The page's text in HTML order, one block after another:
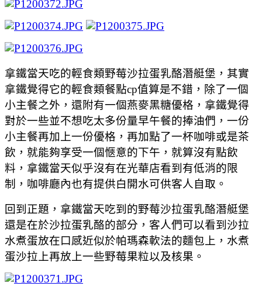
拿鐵當天吃的輕食類野莓沙拉蛋乳酪潛艇堡，其實
拿鐵覺得它的輕食類餐點cp值算是不錯，除了一個
小主餐之外，還附有一個燕麥黑糖優格，拿鐵覺得
對於一些並不想吃太多份量早午餐的捧油們，一份
小主餐再加上一份優格，再加點了一杯咖啡或是茶
飲，就能夠享受一個愜意的下午，就算沒有點飲
料，拿鐵當天似乎沒有在光華店看到有低消的限
制，咖啡廳內也有提供白開水可供客人自取。
回到正題，拿鐵當天吃到的野莓沙拉蛋乳酪潛艇堡
還是在於沙拉蛋乳酪的部分，客人們可以看到沙拉
水煮蛋放在口感近似於帕瑪森軟法的麵包上，水煮
蛋沙拉上再放上一些野莓果粒以及核果。